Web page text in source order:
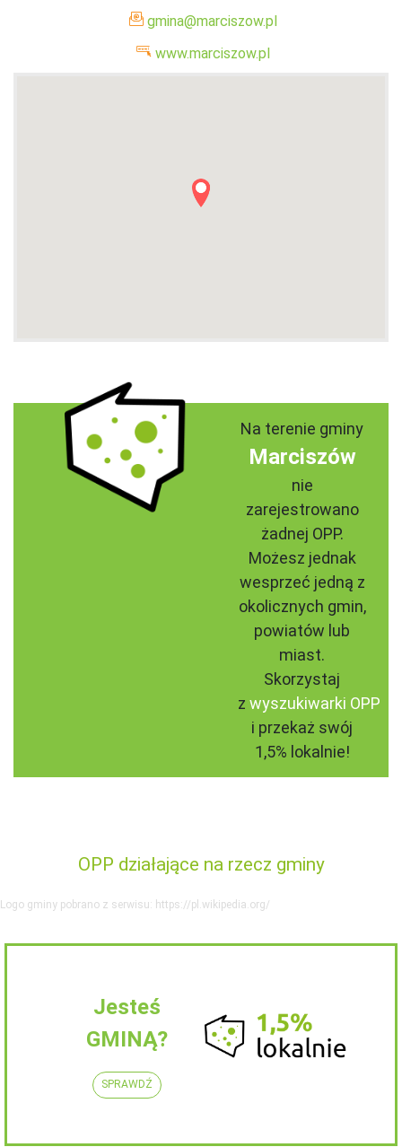
gmina@marciszow.pl
www.marciszow.pl
Na terenie gminy
Marciszów
nie
zarejestrowano
żadnej OPP.
Możesz jednak
wesprzeć jedną z
okolicznych gmin,
powiatów lub
miast.
Skorzystaj
z wyszukiwarki OPP
i przekaż swój
1,5% lokalnie!
OPP działające na rzecz gminy
Logo gminy pobrano z serwisu: https://pl.wikipedia.org/
Jesteś
GMINĄ?
SPRAWDŹ